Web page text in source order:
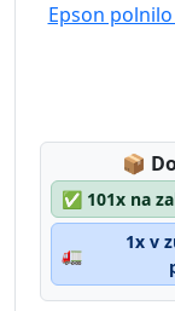
Epson
📦
✅ 101x na
🚛
1x v